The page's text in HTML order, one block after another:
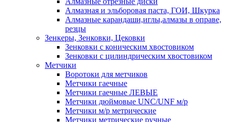
Алмазная и эльборовая паста, ГОИ, Шкурка
Алмазные карандаши,иглы,алмазы в оправе,
резцы
Зенкеры, Зенковки, Цековки
Зенковки с коническим хвостовиком
Зенковки с цилиндрическим хвостовиком
Метчики
Воротоки для метчиков
Метчики гаечные
Метчики гаечные ЛЕВЫЕ
Метчики дюймовые UNC/UNF м/р
Метчики м/р метрические
Метчики метрические ручные